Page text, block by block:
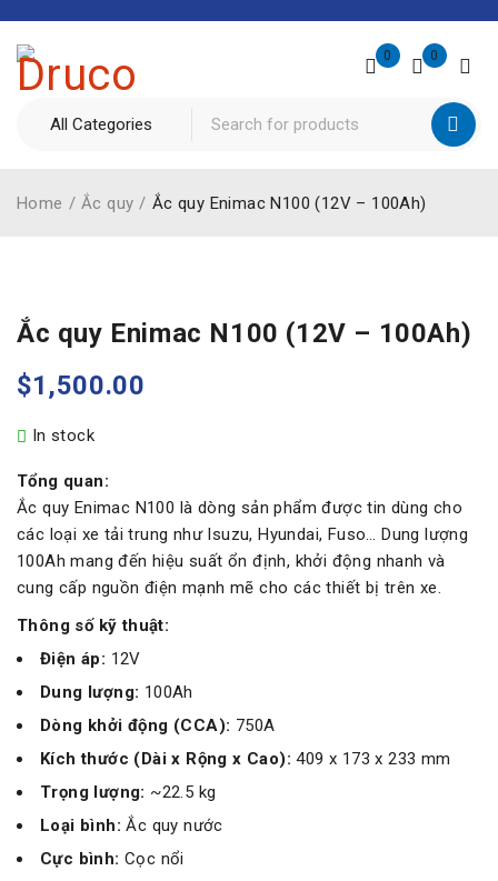
0 0
Home / Ắc quy / Ắc quy Enimac N100 (12V – 100Ah)
Ắc quy Enimac N100 (12V – 100Ah)
$1,500.00
In stock
Tổng quan:
Ắc quy Enimac N100 là dòng sản phẩm được tin dùng cho
các loại xe tải trung như Isuzu, Hyundai, Fuso… Dung lượng
100Ah mang đến hiệu suất ổn định, khởi động nhanh và
cung cấp nguồn điện mạnh mẽ cho các thiết bị trên xe.
Thông số kỹ thuật:
Điện áp: 12V
Dung lượng: 100Ah
Dòng khởi động (CCA): 750A
Kích thước (Dài x Rộng x Cao): 409 x 173 x 233 mm
Trọng lượng: ~22.5 kg
Loại bình: Ắc quy nước
Cực bình: Cọc nổi